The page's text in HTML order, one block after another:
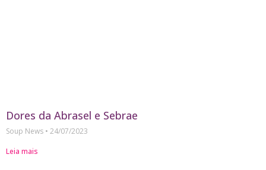
Dores da Abrasel e Sebrae
Soup News
24/07/2023
Leia mais